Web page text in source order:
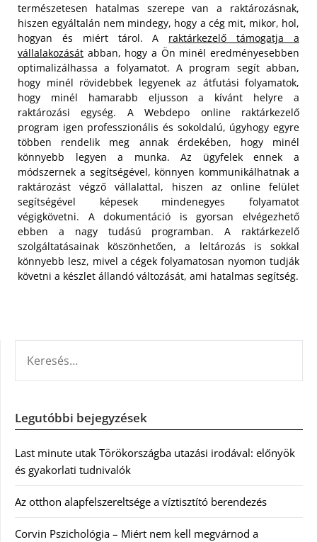
természetesen hatalmas szerepe van a raktározásnak,
hiszen egyáltalán nem mindegy, hogy a cég mit, mikor, hol,
hogyan és miért tárol. A raktárkezelő támogatja a
vállalakozását abban, hogy a Ön minél eredményesebben
optimalizálhassa a folyamatot. A program segít abban,
hogy minél rövidebbek legyenek az átfutási folyamatok,
hogy minél hamarabb eljusson a kívánt helyre a
raktározási egység. A Webdepo online raktárkezelő
program igen professzionális és sokoldalú, úgyhogy egyre
többen rendelik meg annak érdekében, hogy minél
könnyebb legyen a munka.Az ügyfelek ennek a
módszernek a segítségével, könnyen kommunikálhatnak a
raktározást végző vállalattal, hiszen az online felület
segítségével képesek mindenegyes folyamatot
végigkövetni. A dokumentáció is gyorsan elvégezhető
ebben a nagy tudású programban. A raktárkezelő
szolgáltatásainak köszönhetően, a leltározás is sokkal
könnyebb lesz, mivel a cégek folyamatosan nyomon tudják
követni a készlet állandó változását, ami hatalmas segítség.
Legutóbbi bejegyzések
Last minute utak Törökországba utazási irodával: előnyök
és gyakorlati tudnivalók
Az otthon alapfelszereltsége a víztisztító berendezés
Corvin Pszichológia – Miért nem kell megvárnod a